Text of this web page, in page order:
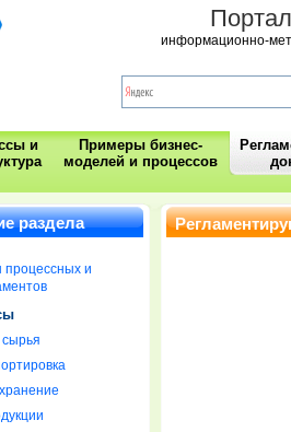
информационно-
и
Примеры бизнес-
моделей и процессов
раздела
и
сырья